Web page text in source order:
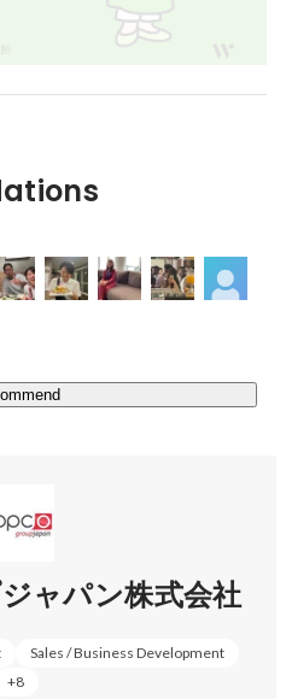
深く理解することが必要で
グ、人材育成、組織マネジメ
タートしています。世界共通
高の自己成長を目指すことが
学ぶ
外研修制度を活用し世界で活
ことを学ぶことができます。
リア・イギリス・シンガポー
。
は違います。だからこそ会社
けたい人、楽しい職場環境で
...
ャパン株式会社
Sales / Business Development
+8